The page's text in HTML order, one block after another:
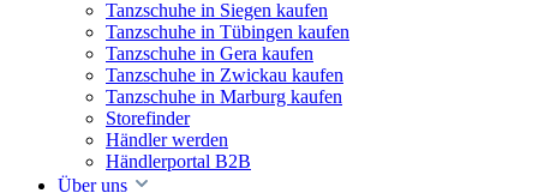
Tanzschuhe in Siegen kaufen
Tanzschuhe in Tübingen kaufen
Tanzschuhe in Gera kaufen
Tanzschuhe in Zwickau kaufen
Tanzschuhe in Marburg kaufen
Storefinder
Händler werden
Händlerportal B2B
Über uns